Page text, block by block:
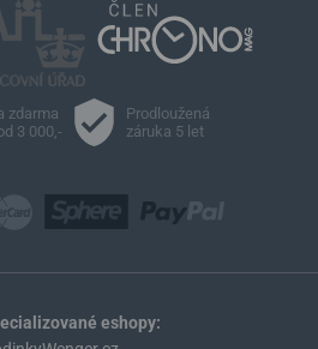
zdarma
3 000,-
Prodloužená
záruka 5 let
eshopy: